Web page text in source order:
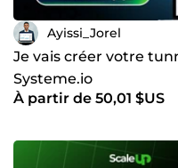
Ayissi_Jorel
Je vais créer votre
Systeme.io
À partir de 50,01 $US